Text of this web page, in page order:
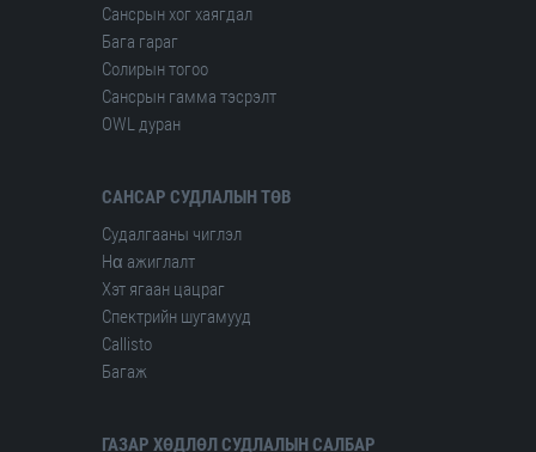
Сансрын хог хаягдал
Бага гараг
Солирын тогоо
Сансрын гамма тэсрэлт
OWL дуран
САНСАР СУДЛАЛЫН ТӨВ
Судалгааны чиглэл
Hα ажиглалт
Хэт ягаан цацраг
Спектрийн шугамууд
Сallisto
Багаж
ГАЗАР ХӨДЛӨЛ СУДЛАЛЫН САЛБАР